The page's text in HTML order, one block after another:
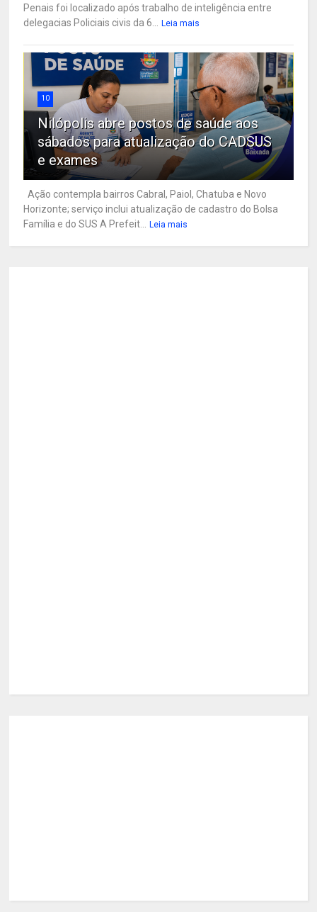
Penais foi localizado após trabalho de inteligência entre
delegacias Policiais civis da 6... Leia mais
10
Nilópolis abre postos de saúde aos
sábados para atualização do CADSUS
e exames
Ação contempla bairros Cabral, Paiol, Chatuba e Novo
Horizonte; serviço inclui atualização de cadastro do Bolsa
Família e do SUS A Prefeit... Leia mais